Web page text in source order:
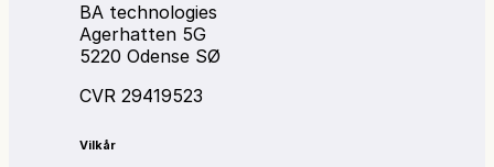
BA technologies
Agerhatten 5G
5220 Odense SØ
CVR 29419523
Vilkår